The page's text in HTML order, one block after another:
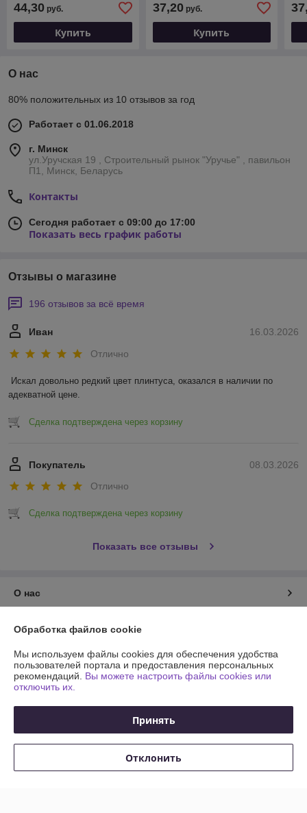
44,30 руб.
Купить
37,20руб.
Купить
О нас
80% положительных из 10 отзывов за год
Работает с 01.06.2018
г. Минск
ул.Уручская 19 , Строительный рынок "Уручье" , павильон
П1, Минск, Беларусь
Контакты
Сегодня работает с 09:00 до 17:00
Показать весь график работы
Отзывы о магазине
196 отзывов за всё время
16.03.2026
Иван
Отлично
Искал довольно редкий цвет плинтуса, оказался в наличии по
адекватной цене.
Сделка подтверждена через корзину
08.03.2026
Покупатель
Отлично
Сделка подтверждена через корзину
Показать все отзывы
О нас
Контакты
Доставка и оплата
График работы
Политика обработки cookies
Обработка файлов cookie
Мы используем файлы cookies для обеспечения удобства
пользователей портала и предоставления персональных
рекомендаций. Вы можете настроить файлы cookies или
отключить их.
Принять
Отклонить